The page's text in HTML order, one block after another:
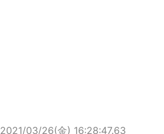
2021/03/26(金) 16:28:47.63